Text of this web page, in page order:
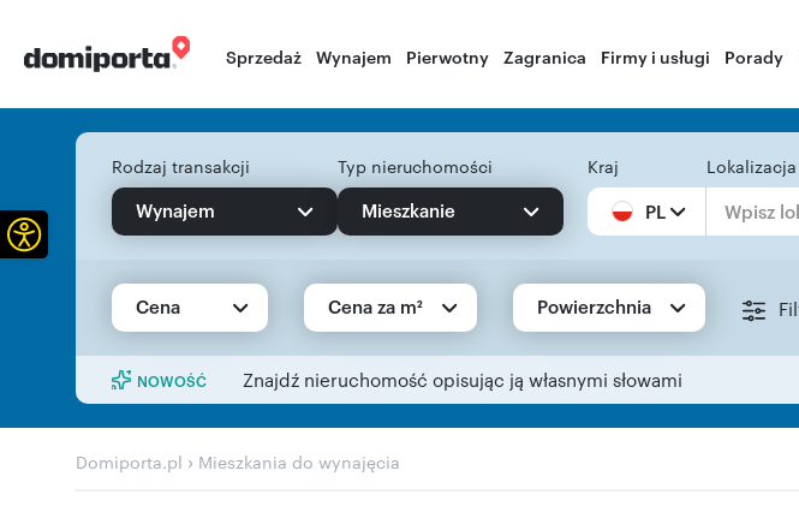
Sprzedaż Wynajem Pierwotny Zagranica Firmy i usługi Porady
Rodzaj transakcji
Wynajem
Typ nieruchomości
Mieszkanie
Kraj
PL
Lokalizacja
Cena Cena za m² Powierzchnia
NOWOŚĆ Znajdź nieruchomość opisując ją własnymi słowami
Domiporta.pl › Mieszkania do wynajęcia
Otwórz pasek narzędzi